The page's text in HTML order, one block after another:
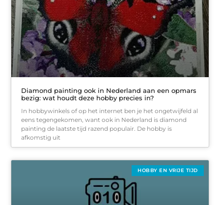
Diamond painting ook in Nederland aan een opmars
bezig: wat houdt deze hobby precies in?
In hobbywinkels of op het internet ben je het ongetwijfeld al
eens tegengekomen, want ook in Nederland is diamond
painting de laatste tijd razend populair. De hobby is
afkomstig uit
HOBBY EN VRIJE TIJD